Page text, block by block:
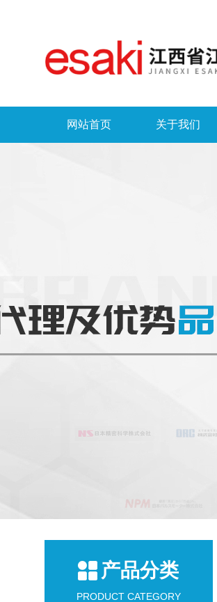
网站首页 关于我们
产品分类
PRODUCT CATEGORY